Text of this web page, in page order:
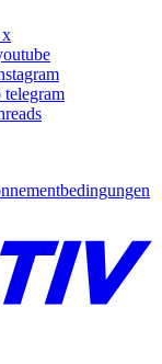
x
telegram